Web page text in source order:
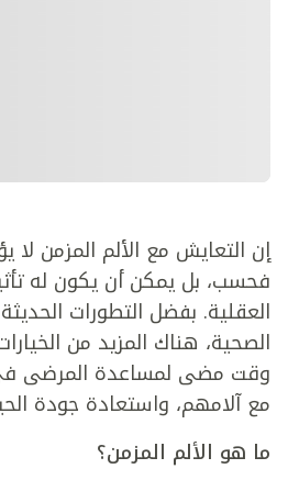
إن التعايش مع الألم المزمن
فحسب، بل يمكن أن يكون له
العقلية. بفضل التطورات
الصحية، هناك المزيد من
وقت مضى لمساعدة المرضى في
مع آلامهم، واستعادة جودة
ما هو الألم المزمن؟